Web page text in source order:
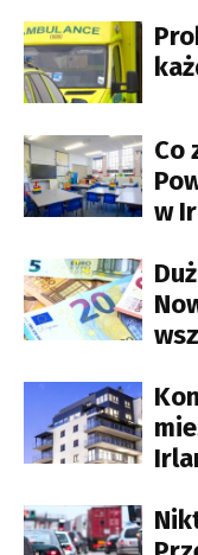
Co
w